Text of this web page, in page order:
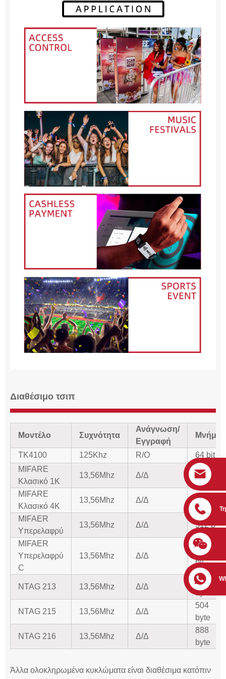
Διαθέσιμο τσιπ
Μοντέλο Συχνότητα
Ανάγνωση/
Εγγραφή
Μνήμη
ΤΚ4100 125Khz R/O
64 bit
MIFARE
Κλασικό 1K
13,56Mhz Δ/Δ
1K
byte
MIFARE
Κλασικό 4K
13,56Mhz Δ/Δ 4k byte
MIFAER
Υπερελαφρύ
13,56Mhz Δ/Δ 512 bit
MIFAER
Υπερελαφρύ
C
13,56Mhz Δ/Δ
1536
bit
NTAG 213 13,56Mhz Δ/Δ
144
byte
NTAG 215 13,56Mhz Δ/Δ
504
byte
NTAG 216 13,56Mhz Δ/Δ
888
byte
Άλλα ολοκληρωμένα κυκλώματα είναι διαθέσιμα κατόπιν